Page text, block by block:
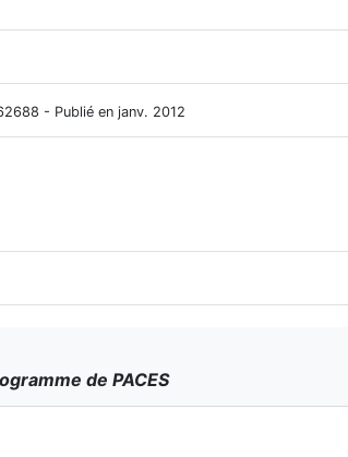
- Publié en janv. 2012
de PACES